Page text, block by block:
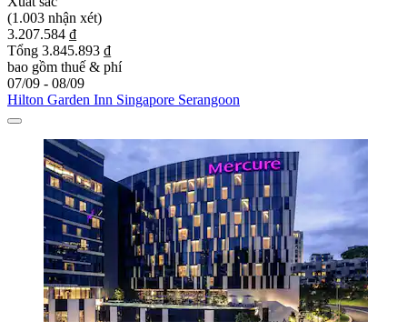
(1.003 nhận xét)
3.207.584 ₫
Tổng 3.845.893 ₫
bao gồm thuế & phí
07/09 - 08/09
Hilton Garden Inn Singapore Serangoon